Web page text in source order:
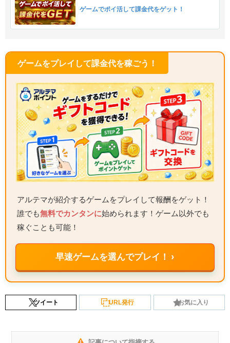
ゲームでポイ活して課金代をゲット！
ゲームをプレイして課金代を稼ごう！
アルテマが紹介するゲームをプレイして報酬をゲット！
誰でも無料でカンタンに始められます！ゲーム以外でも
稼ぐことも可能！
早速ゲームを選んでプレイ！ ›
ツイート URL発行 お気に入り